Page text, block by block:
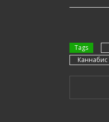
Tags
Каннабис